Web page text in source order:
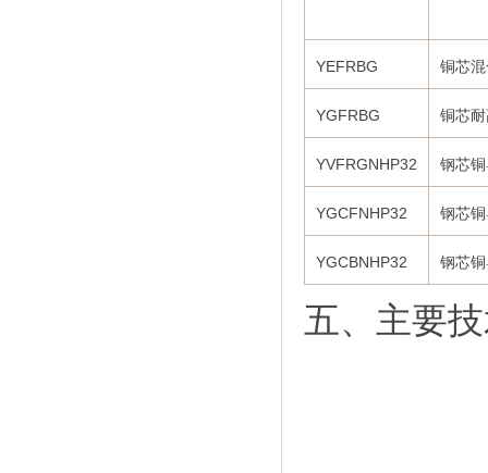
YEFRBG 铜芯
YGFRBG 铜芯
YVFRGNHP32 钢芯
YGCFNHP32 钢芯
YGCBNHP32 钢芯
五、主要